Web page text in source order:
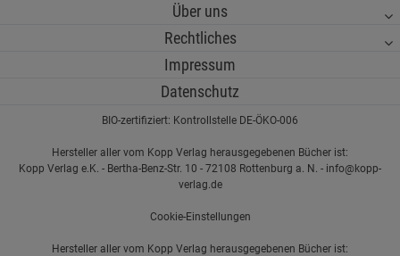
Über uns
Rechtliches
Impressum
Datenschutz
BIO-zertifiziert: Kontrollstelle DE-ÖKO-006
Hersteller aller vom Kopp Verlag herausgegebenen Bücher ist:
Kopp Verlag e.K. - Bertha-Benz-Str. 10 - 72108 Rottenburg a. N. - info@kopp-
verlag.de
Cookie-Einstellungen
Hersteller aller vom Kopp Verlag herausgegebenen Bücher ist: